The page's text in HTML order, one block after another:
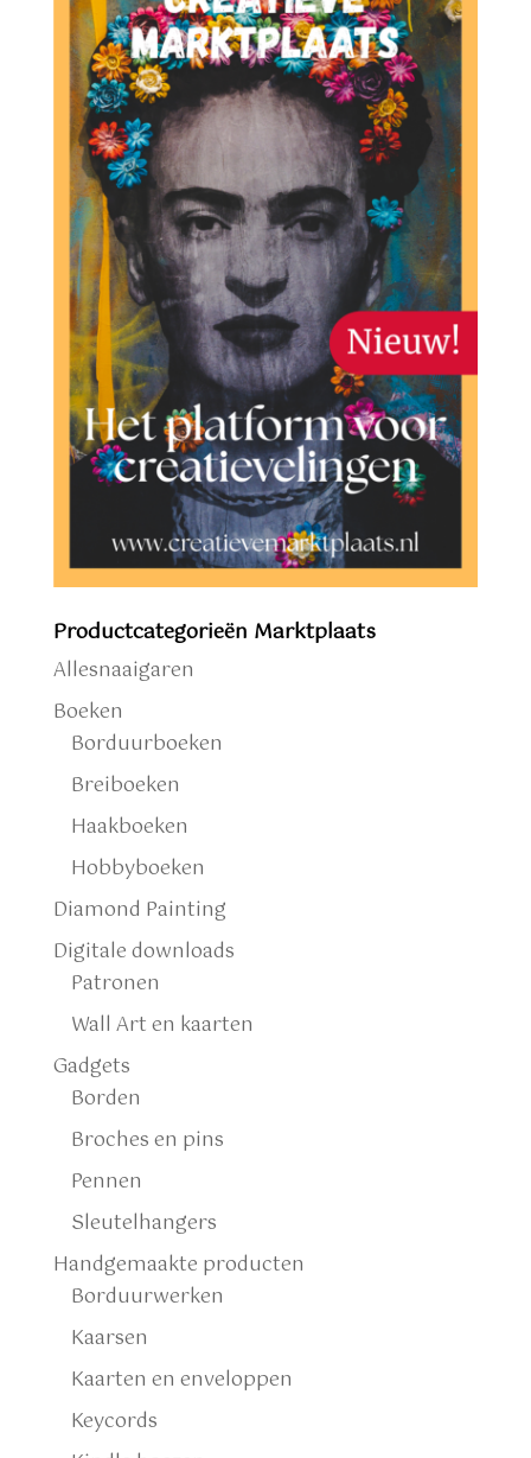
Productcategorieën Marktplaats
Allesnaaigaren
Boeken
Borduurboeken
Breiboeken
Haakboeken
Hobbyboeken
Diamond Painting
Digitale downloads
Patronen
Wall Art en kaarten
Gadgets
Borden
Broches en pins
Pennen
Sleutelhangers
Handgemaakte producten
Borduurwerken
Kaarsen
Kaarten en enveloppen
Keycords